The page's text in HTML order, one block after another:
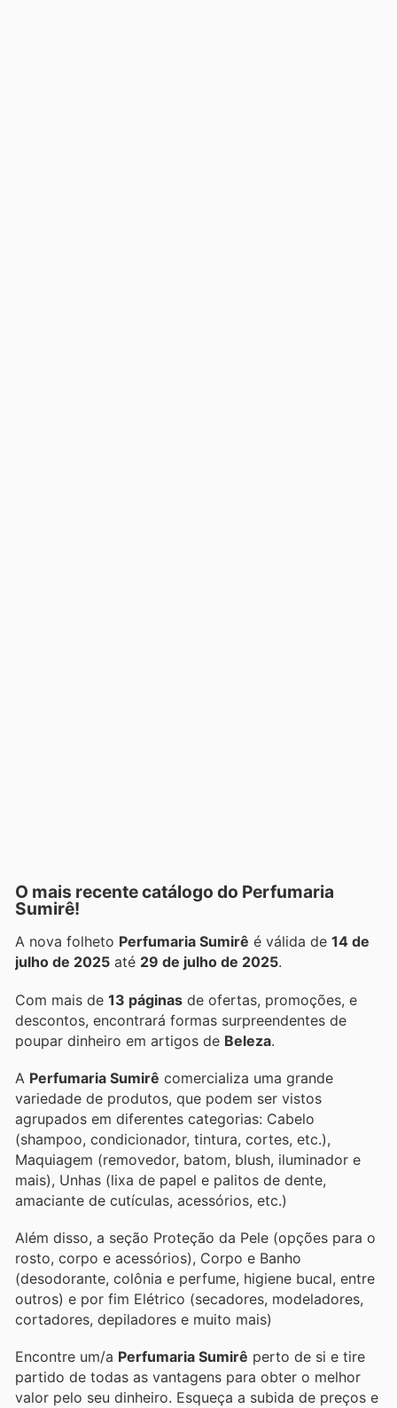
O mais recente catálogo do Perfumaria
Sumirê!
A nova folheto Perfumaria Sumirê é válida de 14 de
julho de 2025 até 29 de julho de 2025.
Com mais de 13 páginas de ofertas, promoções, e
descontos, encontrará formas surpreendentes de
poupar dinheiro em artigos de Beleza.
A Perfumaria Sumirê comercializa uma grande
variedade de produtos, que podem ser vistos
agrupados em diferentes categorias: Cabelo
(shampoo, condicionador, tintura, cortes, etc.),
Maquiagem (removedor, batom, blush, iluminador e
mais), Unhas (lixa de papel e palitos de dente,
amaciante de cutículas, acessórios, etc.)
Além disso, a seção Proteção da Pele (opções para o
rosto, corpo e acessórios), Corpo e Banho
(desodorante, colônia e perfume, higiene bucal, entre
outros) e por fim Elétrico (secadores, modeladores,
cortadores, depiladores e muito mais)
Encontre um/a Perfumaria Sumirê perto de si e tire
partido de todas as vantagens para obter o melhor
valor pelo seu dinheiro. Esqueça a subida de preços e